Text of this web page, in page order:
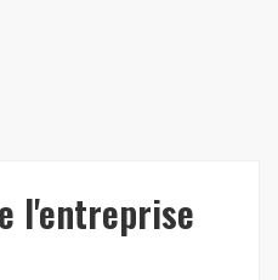
l'entreprise